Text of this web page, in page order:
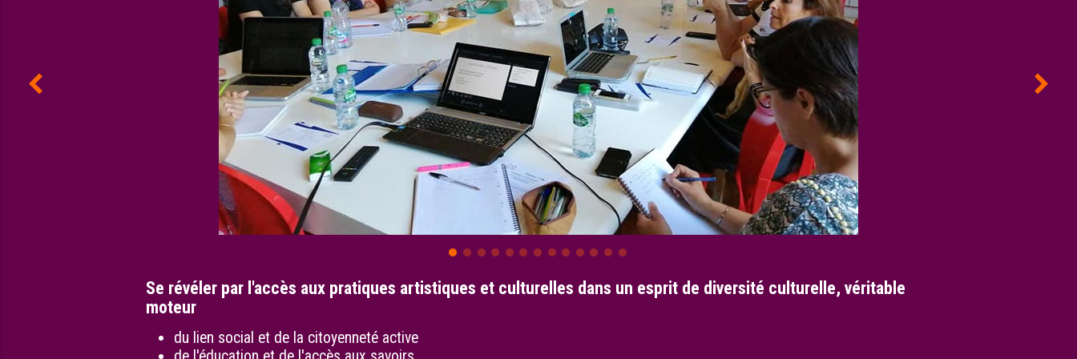
Se révéler par l'accès aux pratiques artistiques et culturelles dans un esprit de diversité culturelle, véritable
moteur
du lien social et de la citoyenneté active